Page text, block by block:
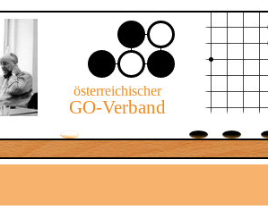
österreichischer
GO-Verband